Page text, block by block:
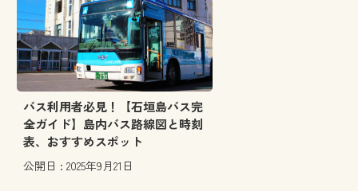
バス利用者必見！【石垣島バス完
全ガイド】島内バス路線図と時刻
表、おすすめスポット
公開日 : 2025年9月21日